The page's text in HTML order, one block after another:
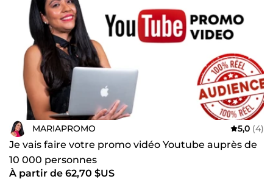
MARIAPROMO 5,0 (4)
Je vais faire votre promo vidéo Youtube auprès de
10 000 personnes
À partir de 62,70 $US